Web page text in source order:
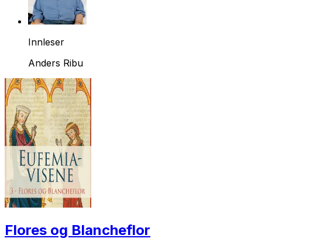
Innleser
Anders Ribu
Flores og Blancheflor